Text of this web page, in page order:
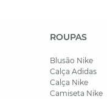
ROUPAS
Blusão Nike
Calça Adidas
Calça Nike
Camiseta Nike